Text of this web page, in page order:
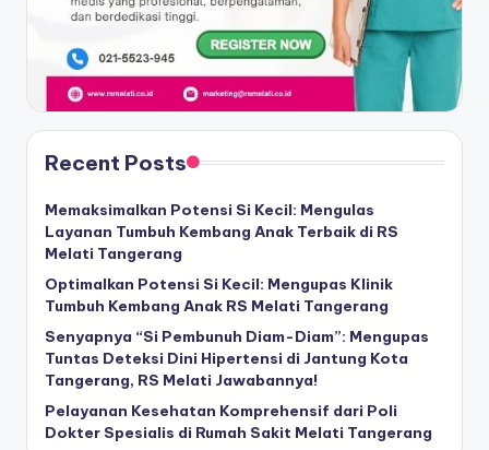
Recent Posts
Memaksimalkan Potensi Si Kecil: Mengulas
Layanan Tumbuh Kembang Anak Terbaik di RS
Melati Tangerang
Optimalkan Potensi Si Kecil: Mengupas Klinik
Tumbuh Kembang Anak RS Melati Tangerang
Senyapnya “Si Pembunuh Diam-Diam”: Mengupas
Tuntas Deteksi Dini Hipertensi di Jantung Kota
Tangerang, RS Melati Jawabannya!
Pelayanan Kesehatan Komprehensif dari Poli
Dokter Spesialis di Rumah Sakit Melati Tangerang